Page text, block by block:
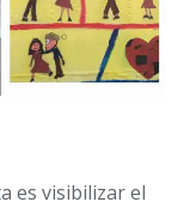
es visibilizar el